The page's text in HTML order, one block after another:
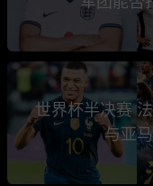
世界杯半决赛
与亚